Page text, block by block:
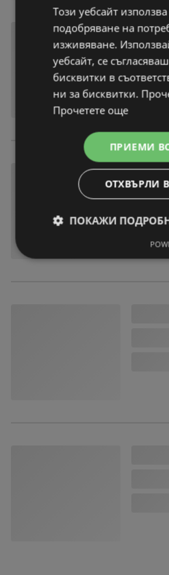
Този уебсайт
подобряване на
изживяване.
уебсайт, се
бисквитки в
ни за бисквитки.
Прочетете още
ПРИЕМИ
ОТХВЪРЛИ
ПОКАЖИ